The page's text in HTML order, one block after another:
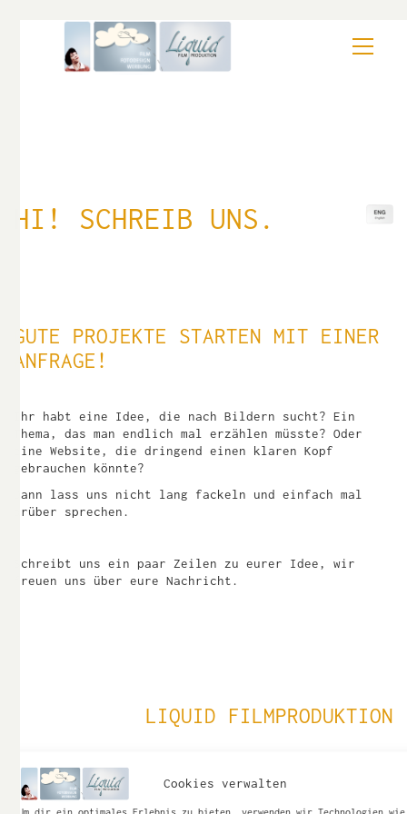
Cookies verwalten
Um dir ein optimales Erlebnis zu bieten, verwenden wir Technologien wie
HI! SCHREIB UNS.
GUTE PROJEKTE STARTEN MIT EINER
ANFRAGE!
Ihr habt eine Idee, die nach Bildern sucht? Ein
Thema, das man endlich mal erzählen müsste? Oder
eine Website, die dringend einen klaren Kopf
gebrauchen könnte?
Dann lass uns nicht lang fackeln und einfach mal
drüber sprechen.
Schreibt uns ein paar Zeilen zu eurer Idee, wir
freuen uns über eure Nachricht.
LIQUID FILMPRODUKTION
Lazarettgasse 7
72070 – Tübingen